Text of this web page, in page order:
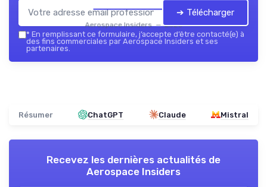
Aerospace Insiders — 2026
➔ Télécharger
* En remplissant ce formulaire, j’accepte d’être contacté(e) à
des fins commerciales par Aerospace Insiders et ses
partenaires.
Résumer ChatGPT Claude Mistral
Recevez les dernières actualités de
Aerospace Insiders